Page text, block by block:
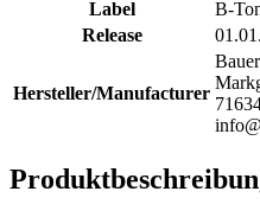
Label
B-
Release
Hersteller/Manufacturer